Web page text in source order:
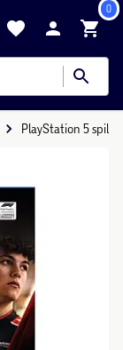
0
PlayStation 5 spil